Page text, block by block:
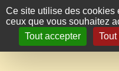
Panneau de gestion des cookies
Ce site utilise des cookies
ceux que vous souhaitez
Tout accepter
Tout